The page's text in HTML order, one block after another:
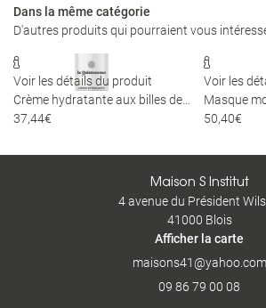
Avis
Actualités
Contact
Dans la même catégorie
D'autres produits qui pourraient vous

Voir les détails du produit
37,44€

Voir les
Masque
50,40€
Maison S Institut
4 avenue du Président
41000 Blois
Afficher la carte
09 86 79 00 08